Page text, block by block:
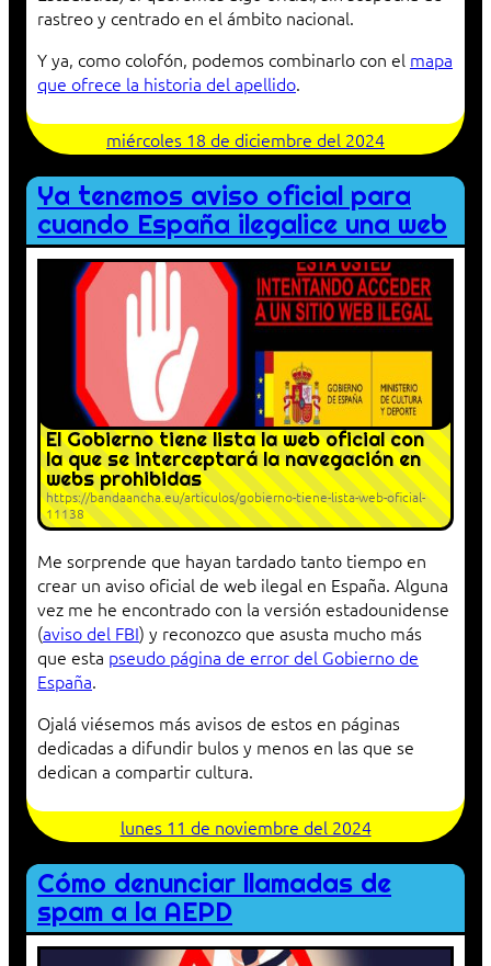
rastreo y centrado en el ámbito nacional.
Y ya, como colofón, podemos combinarlo con el mapa
que ofrece la historia del apellido.
miércoles 18 de diciembre del 2024
Ya tenemos aviso oficial para
cuando España ilegalice una web
El Gobierno tiene lista la web oficial con
la que se interceptará la navegación en
webs prohibidas
https://bandaancha.eu/articulos/gobierno-tiene-lista-web-oficial-
11138
Me sorprende que hayan tardado tanto tiempo en
crear un aviso oficial de web ilegal en España. Alguna
vez me he encontrado con la versión estadounidense
(aviso del FBI) y reconozco que asusta mucho más
que esta pseudo página de error del Gobierno de
España.
Ojalá viésemos más avisos de estos en páginas
dedicadas a difundir bulos y menos en las que se
dedican a compartir cultura.
lunes 11 de noviembre del 2024
Cómo denunciar llamadas de
spam a la AEPD